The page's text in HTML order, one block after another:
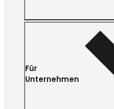
Für
Unternehmen